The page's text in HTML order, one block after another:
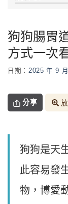
狗狗腸胃
方式一次
日期： 2025 年 9
分享
狗狗是天
此容易發
物，博愛